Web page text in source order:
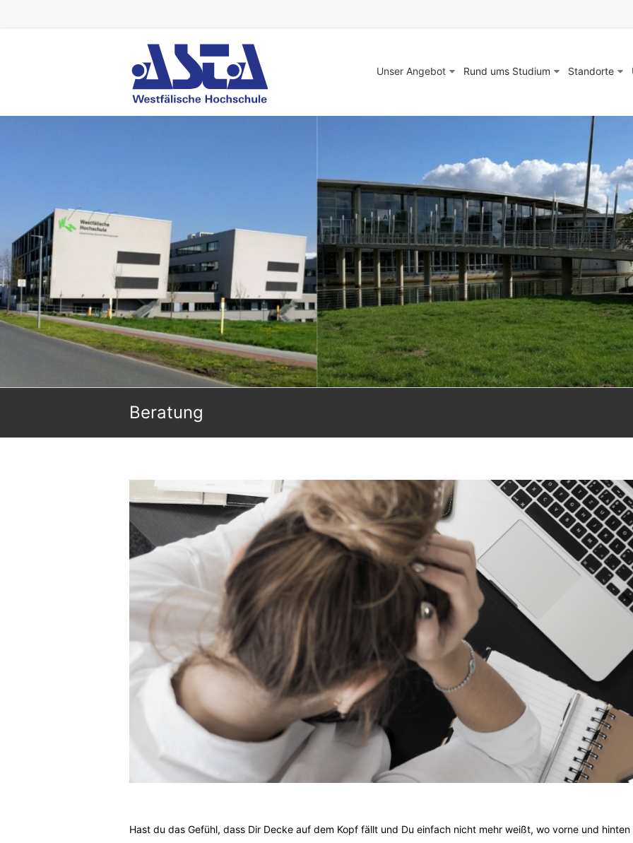
AStA
WH
Unser Angebot Rund ums Studium Standorte
Beratung
Hast du das Gefühl, dass Dir Decke auf dem Kopf fällt und Du einfach nicht mehr weißt, wo vorne und hinten